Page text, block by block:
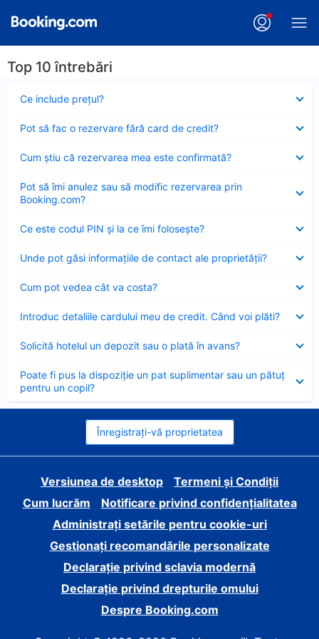
Top 10 întrebări
Ce include preţul?
închis
Pot să fac o rezervare fără card de credit?
închis
Cum ştiu că rezervarea mea este confirmată?
închis
Pot să îmi anulez sau să modific rezervarea prin
Booking.com?
închis
Ce este codul PIN şi la ce îmi foloseşte?
închis
Unde pot găsi informațiile de contact ale proprietății?
închis
Cum pot vedea cât va costa?
închis
Introduc detaliile cardului meu de credit. Când voi plăti?
închis
Solicită hotelul un depozit sau o plată în avans?
închis
Poate fi pus la dispoziție un pat suplimentar sau un pătuț
pentru un copil?
închis
Înregistrați-vă proprietatea
Versiunea de desktop
Termeni și Condiții
Cum lucrăm
Notificare privind confidențialitatea
Administrați setările pentru cookie-uri
Gestionați recomandările personalizate
Declarație privind sclavia modernă
Declarație privind drepturile omului
Despre Booking.com